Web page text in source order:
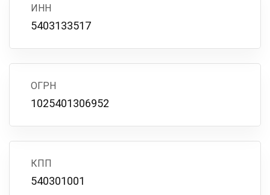
ИНН
5403133517
ОГРН
1025401306952
КПП
540301001